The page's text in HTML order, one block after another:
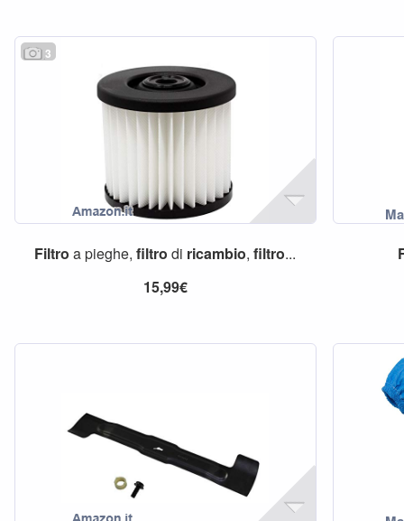
3
Filtro a pieghe,filtro di ricambio,filtro...
15,99€